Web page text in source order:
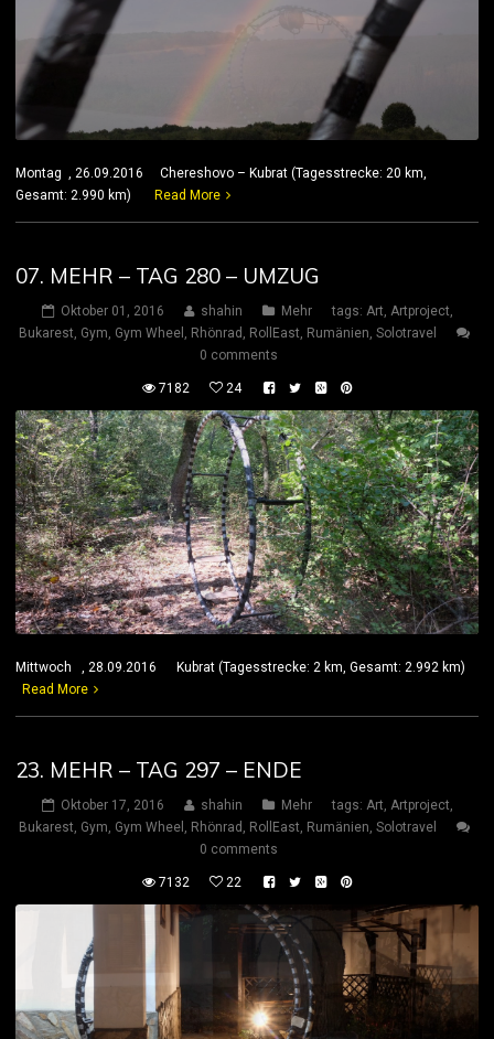
Montag , 26.09.2016 Chereshovo – Kubrat (Tagesstrecke: 20 km,
Gesamt: 2.990 km)
Read More
07. MEHR – TAG 280 – UMZUG
Oktober 01, 2016 shahin Mehr tags: Art, Artproject,
Bukarest, Gym, Gym Wheel , Rhönrad , RollEast, Rumänien, Solotravel
0 comments
7182 24
Mittwoch , 28.09.2016 Kubrat (Tagesstrecke: 2 km, Gesamt: 2.992 km)
Read More
23. MEHR – TAG 297 – ENDE
Oktober 17, 2016 shahin Mehr tags: Art Artproject
Bukarest Gym Gym Wheel Rhönrad RollEast Rumänien Solotravel
0 comments
7132 22